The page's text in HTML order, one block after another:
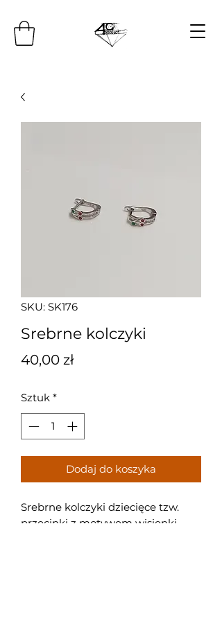
SKU: SK176
Srebrne kolczyki
40,00 złCena
Sztuk *
Dodaj do koszyka
Srebrne kolczyki dziecięce tzw.
przecinki z motywem wisienki.